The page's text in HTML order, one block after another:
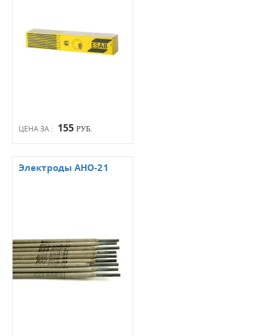
ЦЕНА ЗА : 155 РУБ.
Электроды АНО-21